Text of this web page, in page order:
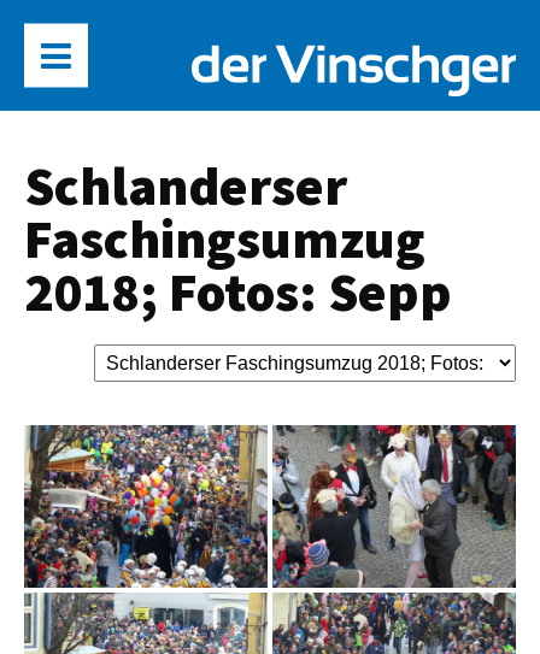
Schlanderser
Faschingsumzug
2018; Fotos: Sepp